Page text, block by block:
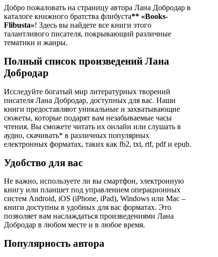
Добро пожаловать на страницу автора Лана Добродар в
каталоге книжного братства флибуста** «Books-
Flibusta»! Здесь вы найдете все книги этого
талантливого писателя, покрывающий различные
тематики и жанры.
Полный список произведений Лана
Добродар
Исследуйте богатый мир литературных творений
писателя Лана Добродар, доступных для вас. Наши
книги предоставляют уникальные и захватывающие
сюжеты, которые подарят вам незабываемые часы
чтения. Вы сможете читать их онлайн или слушать в
аудио, скачивать* в различных популярных
електронных форматах, таких как fb2, txt, rtf, pdf и epub.
Удобство для вас
Не важно, используете ли вы смартфон, электронную
книгу или планшет под управлением операционных
систем Android, iOS (iPhone, iPad), Windows или Mac –
книги доступны в удобных для вас форматах. Это
позволяет вам наслаждаться произведениями Лана
Добродар в любом месте и в любое время.
Популярность автора